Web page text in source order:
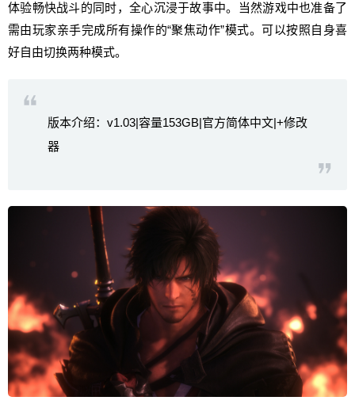
体验畅快战斗的同时，全心沉浸于故事中。当然游戏中也准备了
需由玩家亲手完成所有操作的“聚焦动作”模式。可以按照自身喜
好自由切换两种模式。
版本介绍：v1.03|容量153GB|官方简体中文|+修改
器